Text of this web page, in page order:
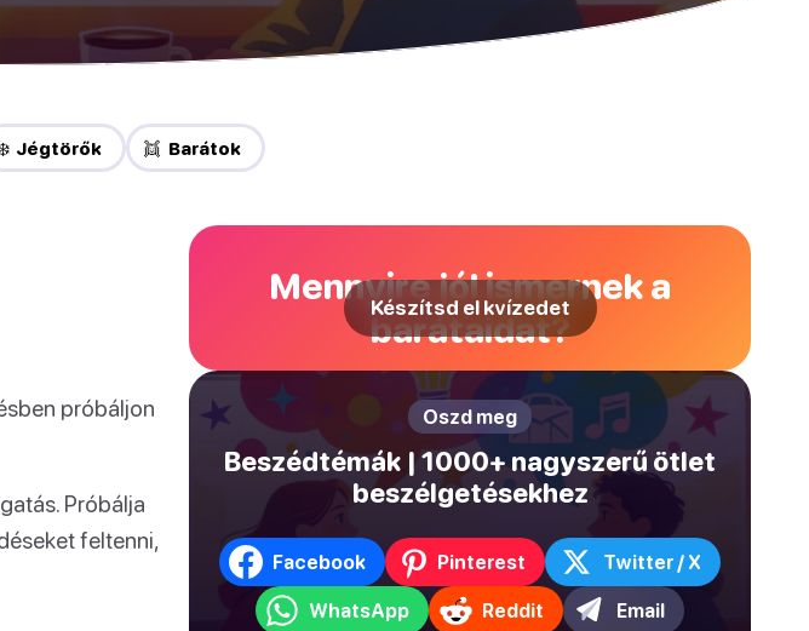
Jégtörők 👯 Barátok
próbáljon
Próbálja
feltenni,
Mennyire jól ismernek a
barátaidat?
Készítsd el kvízedet
Oszd meg
Beszédtémák | 1000+ nagyszerű ötlet
beszélgetésekhez
Facebook Pinterest Twitter / X
WhatsApp Reddit Email